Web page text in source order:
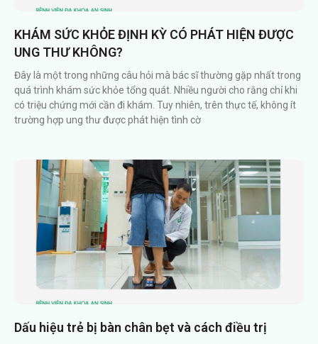
KHÁM SỨC KHỎE ĐỊNH KỲ CÓ PHÁT HIỆN ĐƯỢC
UNG THƯ KHÔNG?
Đây là một trong những câu hỏi mà bác sĩ thường gặp nhất trong
quá trình khám sức khỏe tổng quát. Nhiều người cho rằng chỉ khi
có triệu chứng mới cần đi khám. Tuy nhiên, trên thực tế, không ít
trường hợp ung thư được phát hiện tình cờ
Dấu hiệu trẻ bị bàn chân bẹt và cách điều trị